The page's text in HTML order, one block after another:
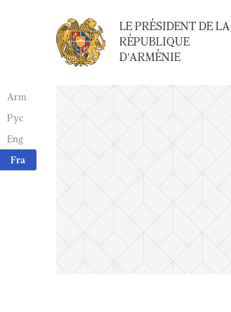
Arm
Рус
Eng
Fra
LE PRÉSIDENT DE LA
RÉPUBLIQUE
D'ARMÉNIE